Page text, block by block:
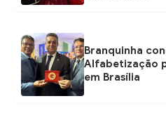
Branquinha
Alfabetização
em Brasília